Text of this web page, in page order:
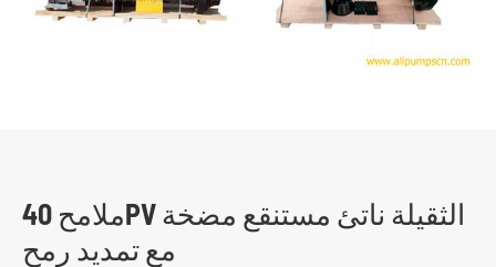
ملامح 40PV الثقيلة ناتئ مستنقع مضخة
مع تمديد رمح